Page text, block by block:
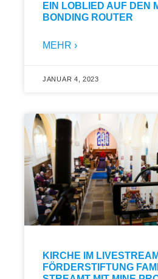
EIN LOBLIED AUF DEN
BONDING ROUTER
MEHR ›
JANUAR 4, 2023
KIRCHE IM
FÖRDERSTIFTUNG